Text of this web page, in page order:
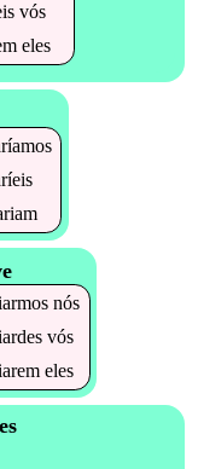
vós
eles
nós
vós
eles